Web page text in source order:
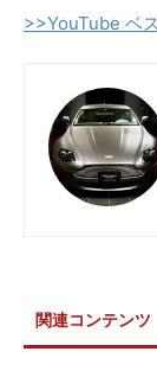
>>YouTube ベ
関連コンテンツ